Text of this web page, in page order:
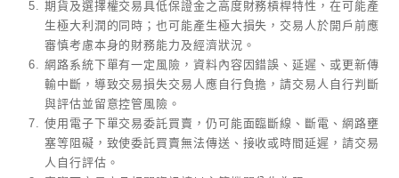
期貨及選擇權交易具低保證金之高度財務槓桿特性，在可能產
生極大利潤的同時；也可能產生極大損失，交易人於開戶前應
審慎考慮本身的財務能力及經濟狀況。
網路系統下單有一定風險，資料內容因錯誤、延遲、或更新傳
輸中斷，導致交易損失交易人應自行負擔，請交易人自行判斷
與評估並留意控管風險。
使用電子下單交易委託買賣，仍可能面臨斷線、斷電、網路壅
塞等阻礙，致使委託買賣無法傳送、接收或時間延遲，請交易
人自行評估。